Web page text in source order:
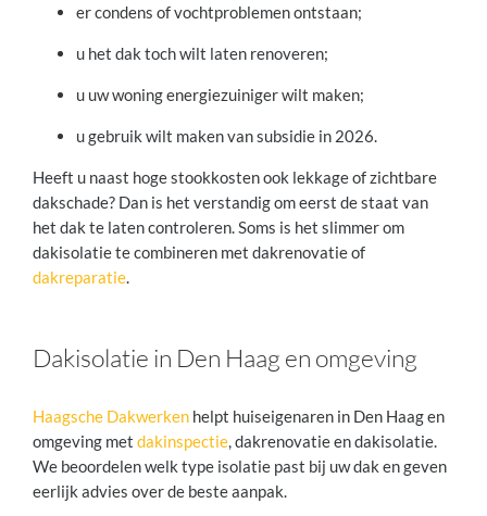
er condens of vochtproblemen ontstaan;
u het dak toch wilt laten renoveren;
u uw woning energiezuiniger wilt maken;
u gebruik wilt maken van subsidie in 2026.
Heeft u naast hoge stookkosten ook lekkage of zichtbare
dakschade? Dan is het verstandig om eerst de staat van
het dak te laten controleren. Soms is het slimmer om
dakisolatie te combineren met dakrenovatie of
dakreparatie.
Dakisolatie in Den Haag en omgeving
Haagsche Dakwerken helpt huiseigenaren in Den Haag en
omgeving met dakinspectie, dakrenovatie en dakisolatie.
We beoordelen welk type isolatie past bij uw dak en geven
eerlijk advies over de beste aanpak.